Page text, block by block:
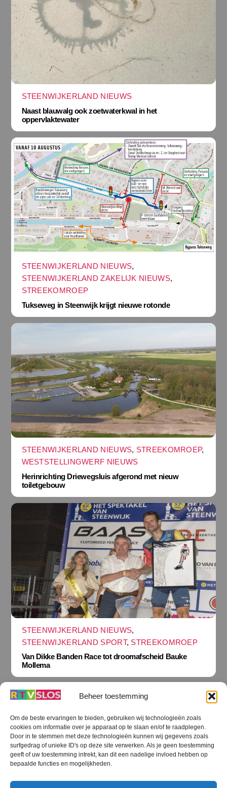
Beheer toestemming
Om de beste ervaringen te bieden, gebruiken wij technologieën zoals
cookies om informatie over je apparaat op te slaan en/of te raadplegen.
Door in te stemmen met deze technologieën kunnen wij gegevens zoals
surfgedrag of unieke ID's op deze site verwerken. Als je geen toestemming
geeft of uw toestemming intrekt, kan dit een nadelige invloed hebben op
bepaalde functies en mogelijkheden.
STEENWIJKERLAND NIEUWS
Naast blauwalg ook zoetwaterkwal in het
oppervlaktewater
STEENWIJKERLAND NIEUWS,
STEENWIJKERLAND ZAKELIJK NIEUWS,
STREEKOMROEP
Tukseweg in Steenwijk krijgt nieuwe rotonde
STEENWIJKERLAND NIEUWS, STREEKOMROEP,
WESTSTELLINGWERF NIEUWS
Herinrichting Driewegsluis afgerond met nieuw
toiletgebouw
STEENWIJKERLAND NIEUWS,
STEENWIJKERLAND SPORT, STREEKOMROEP
Van Dikke Banden Race tot droomafscheid Bauke
Mollema
Terug
naar
boven
RTV SLOS